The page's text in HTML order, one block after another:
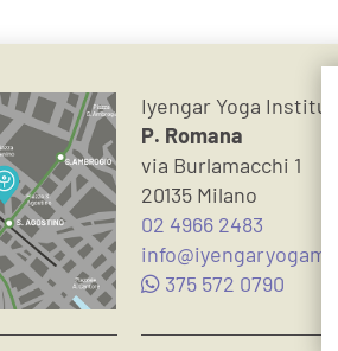
Iyengar Yoga
P. Romana
via Burlamacchi 1
20135 Milano
02 4966 2483
375 572 0790